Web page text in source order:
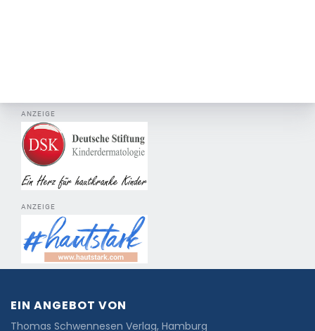
ANZEIGE
ANZEIGE
EIN ANGEBOT VON
Thomas Schwennesen Verlag, Hamburg